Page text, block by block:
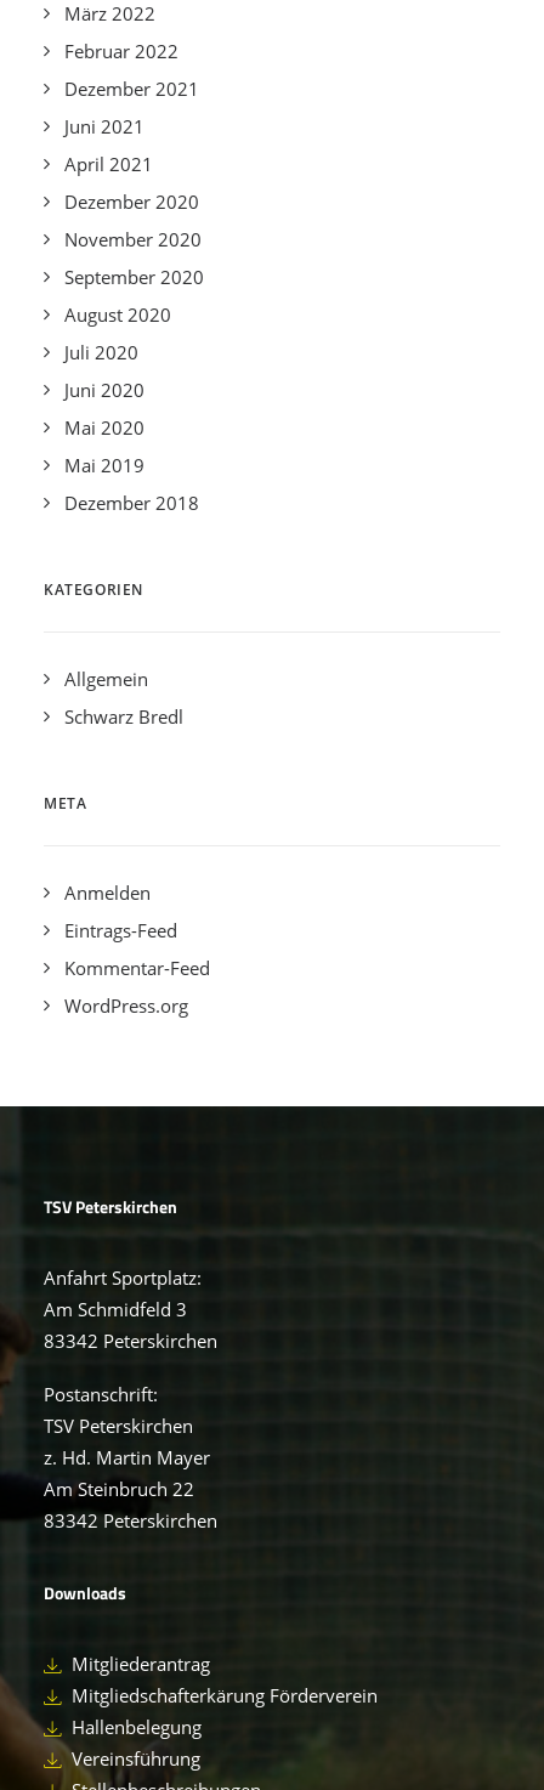
März 2022
Februar 2022
Dezember 2021
Juni 2021
April 2021
Dezember 2020
November 2020
September 2020
August 2020
Juli 2020
Juni 2020
Mai 2020
Mai 2019
Dezember 2018
KATEGORIEN
Allgemein
Schwarz Bredl
META
Anmelden
Eintrags-Feed
Kommentar-Feed
WordPress.org
TSV Peterskirchen
Anfahrt Sportplatz:
Am Schmidfeld 3
83342 Peterskirchen
Postanschrift:
TSV Peterskirchen
z. Hd. Martin Mayer
Am Steinbruch 22
83342 Peterskirchen
Downloads
Mitgliederantrag
Mitgliedschafterkärung Förderverein
Hallenbelegung
Vereinsführung